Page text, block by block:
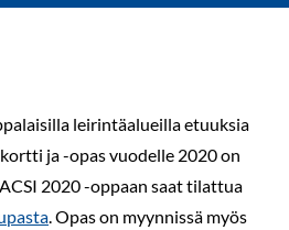
leirintäalueilla etuuksia
ja -opas vuodelle 2020 on
2020 -oppaan saat tilattua
. Opas on myynnissä myös